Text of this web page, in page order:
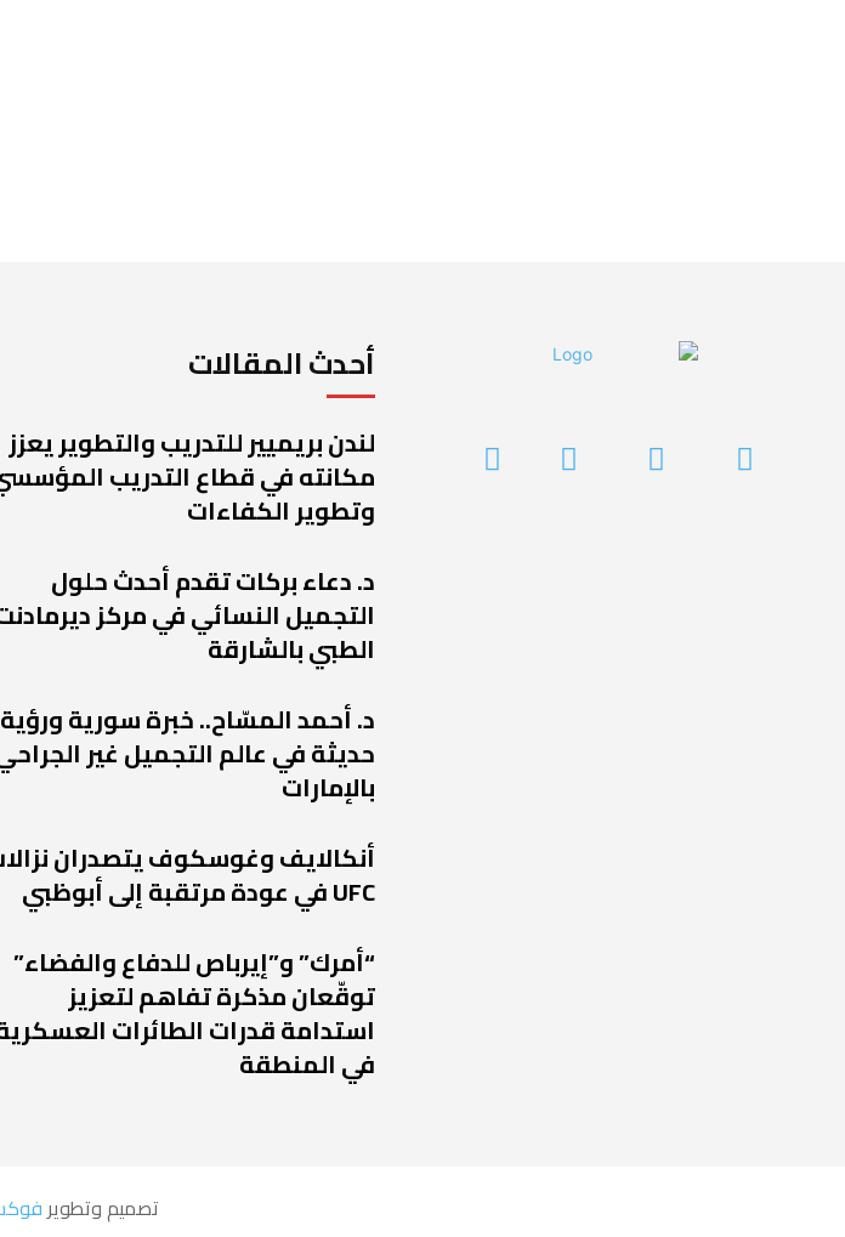
أحدث المقالات
لندن بريميير للتدريب والتطوير يعزز
مكانته في قطاع التدريب
وتطوير الكفاءات
د. دعاء بركات تقدم أحدث حلول
التجميل النسائي في مركز
الطبي بالشارقة
د. أحمد المسّاح.. خبرة سورية ورؤية
حديثة في عالم التجميل غير
بالإمارات
أنكالايف وغوسكوف يتصدران
UFC في عودة مرتقبة إلى أبوظبي
“أمرك” و”إيرباص للدفاع والفضاء”
توقّعان مذكرة تفاهم لتعزيز
استدامة قدرات الطائرات
في المنطقة
تصميم وتطوير